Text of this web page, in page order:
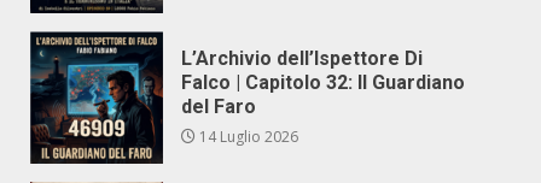
L’Archivio dell’Ispettore Di
Falco | Capitolo 32: Il Guardiano
del Faro
14 Luglio 2026